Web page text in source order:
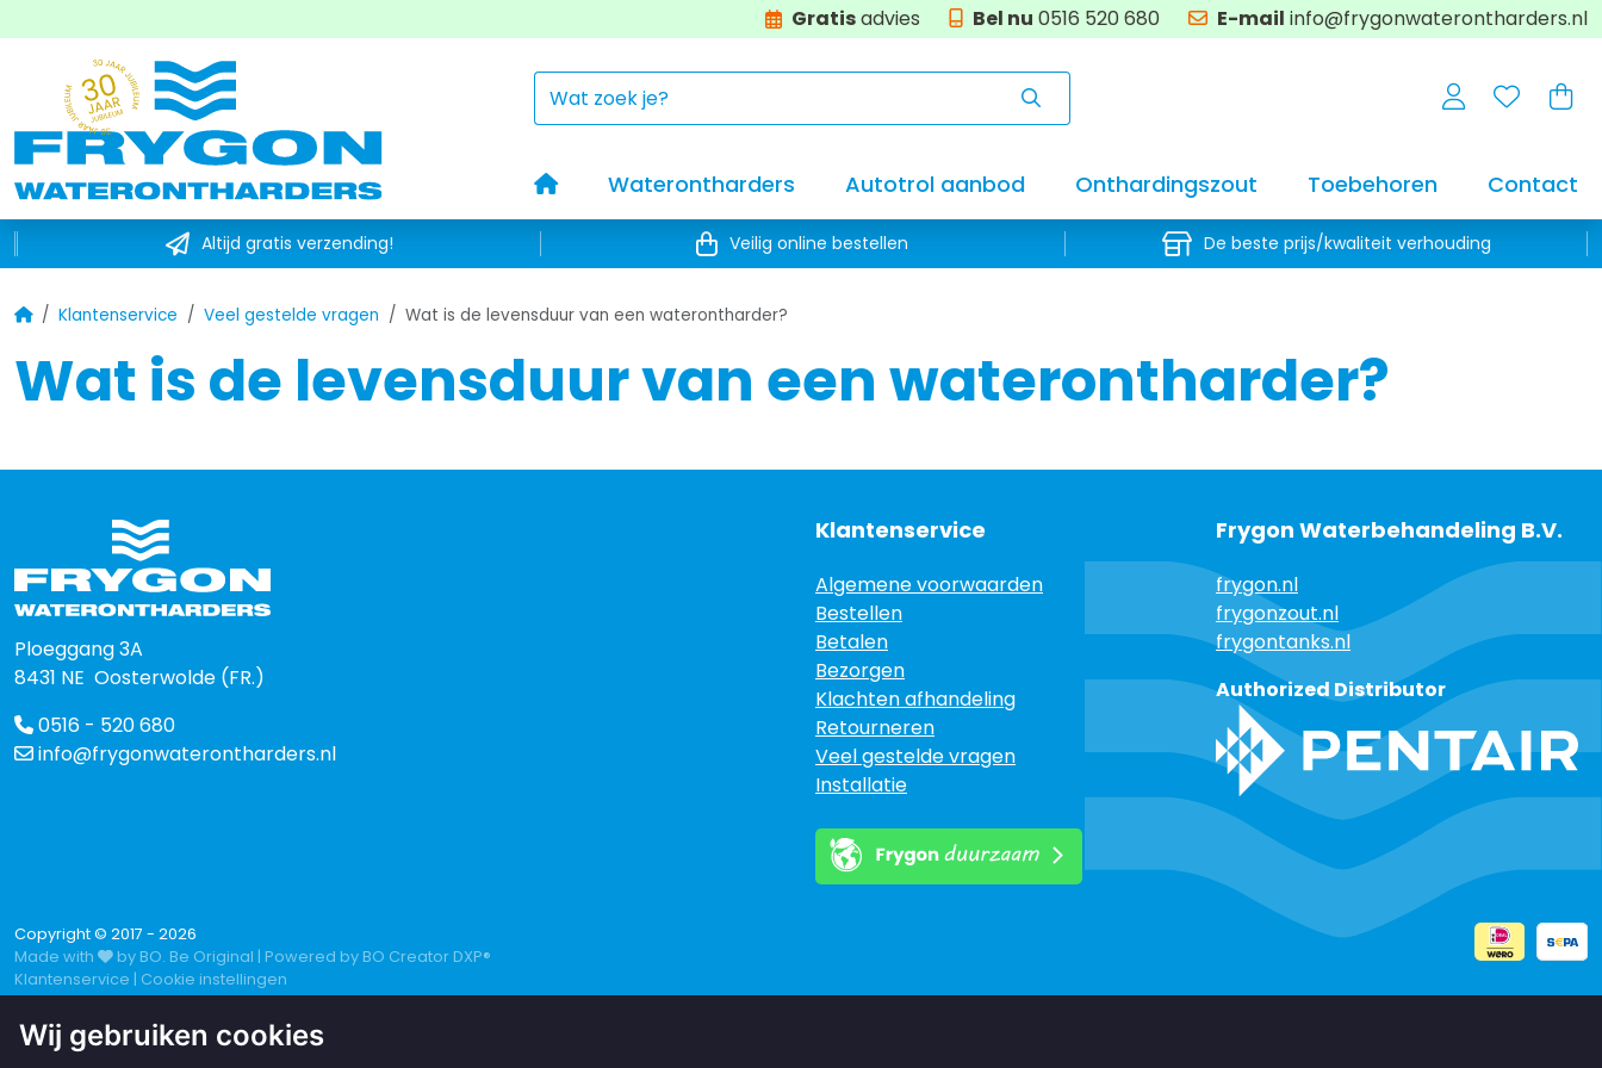
Gratisadvies Bel nu 0516 520 680 E-mail info@frygonwaterontharders.nl
HomeWaterontharders Autotrol aanbod Onthardingszout Toebehoren Contact
Altijd gratis verzending! Veilig online bestellen De beste prijs/kwaliteit verhouding
HomeKlantenservice Veel gestelde vragen Wat is de levensduur van een waterontharder?
Wat is de levensduur van een waterontharder?
Ploeggang 3A
8431 NE Oosterwolde (FR.)
0516 - 520 680
info@frygonwaterontharders.nl
Klantenservice
Algemene voorwaarden
Bestellen
Betalen
Bezorgen
Klachten afhandeling
Retourneren
Veel gestelde vragen
Installatie
Frygon Waterbehandeling B.V.
frygon.nl
frygonzout.nl
frygontanks.nl
Authorized Distributor
Copyright © 2017 - 2026
Made with
byBO. Be Original | Powered byBO Creator DXP®
Klantenservice
Cookie instellingen
Wij gebruiken cookies